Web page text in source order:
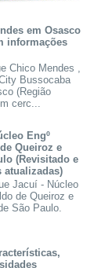
em Osasco
informações
Chico Mendes ,
Bussocaba
(Região
cerc...
Engº
Queiroz e
(Revisitado e
atualizadas)
Jacuí - Núcleo
de Queiroz e
São Paulo.